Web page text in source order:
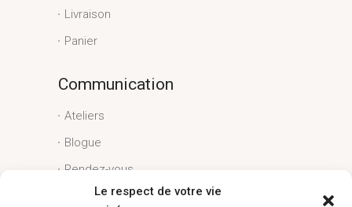
Le respect de votre vie
Livraison
Panier
Communication
Ateliers
Blogue
Rendez-vous
Conditions générales